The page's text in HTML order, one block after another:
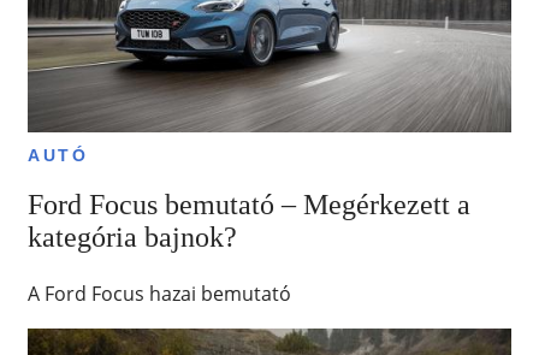
AUTÓ
Ford Focus bemutató – Megérkezett a
kategória bajnok?
A Ford Focus hazai bemutató